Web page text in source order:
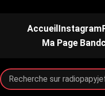
Accueil Instagram
Ma Page